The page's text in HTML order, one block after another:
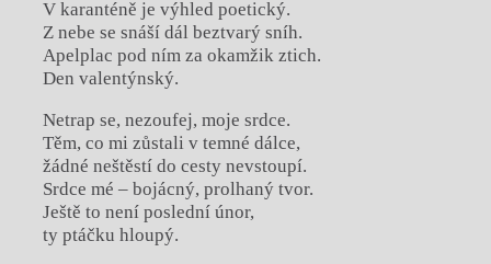
V karanténě je výhled poetický.
Z nebe se snáší dál beztvarý sníh.
Apelplac pod ním za okamžik ztich.
Den valentýnský.
Netrap se, nezoufej, moje srdce.
Těm, co mi zůstali v temné dálce,
žádné neštěstí do cesty nevstoupí.
Srdce mé – bojácný, prolhaný tvor.
Ještě to není poslední únor,
ty ptáčku hloupý.